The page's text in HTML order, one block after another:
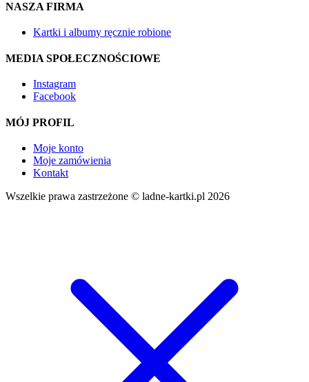
NASZA FIRMA
Kartki i albumy ręcznie robione
MEDIA SPOŁECZNOŚCIOWE
Instagram
Facebook
MÓJ PROFIL
Moje konto
Moje zamówienia
Kontakt
Wszelkie prawa zastrzeżone © ladne-kartki.pl 2026